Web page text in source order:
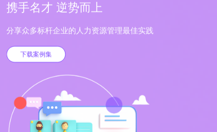
携手名才 逆势而上
分享众多标杆企业的人力资源管理最佳实践
下载案例集